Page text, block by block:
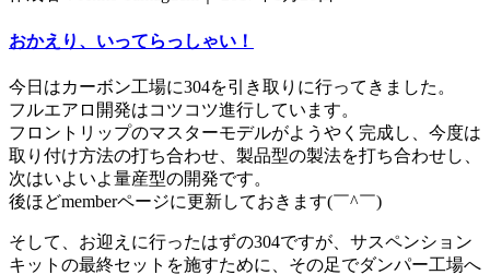
おかえり、いってらっしゃい！
今日はカーボン工場に304を引き取りに行ってきました。
フルエアロ開発はコツコツ進行しています。
フロントリップのマスターモデルがようやく完成し、今度は
取り付け方法の打ち合わせ、製品型の製法を打ち合わせし、
次はいよいよ量産型の開発です。
後ほどmemberページに更新しておきます(￣^￣)ゞ
そして、お迎えに行ったはずの304ですが、サスペンション
キットの最終セットを施すために、その足でダンパー工場へ